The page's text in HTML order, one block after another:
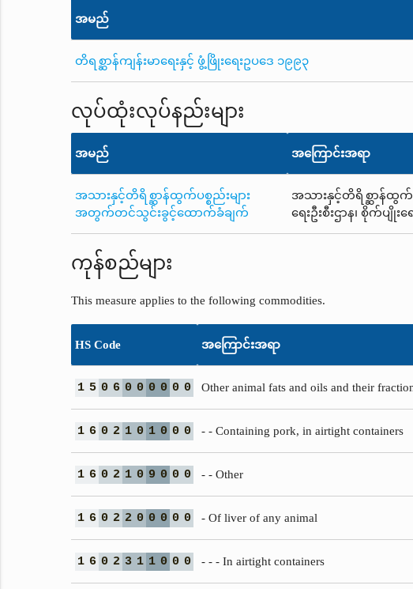
အမည်
တိရစ္ဆာန်ကျန်းမာရေးနှင့် ဖွံ့ဖြိုးရေးဥပဒေ ၁၉၉၃
လုပ်ထုံးလုပ်နည်းများ
အမည် အကြောင်းအရာ
အသားနှင့်တိရိစ္ဆာန်ထွက်ပစ္စည်းများ
အတွက်တင်သွင်းခွင့်ထောက်ခံချက်
အသားနှင့်တိရိစ္ဆာန်ထွက်
ရေးဦးစီးဌာန၊ စိုက်ပျို
ကုန်စည်များ
This measure applies to the following commodities.
HS Code အကြောင်းအရာ
1 5 0 6 0 0 0 0 0 0 Other animal fats and oils and their
1 6 0 2 1 0 1 0 0 0 - - Containing pork, in airtight containers
1 6 0 2 1 0 9 0 0 0 - - Other
1 6 0 2 2 0 0 0 0 0 - Of liver of any animal
1 6 0 2 3 1 1 0 0 0 - - - In airtight containers